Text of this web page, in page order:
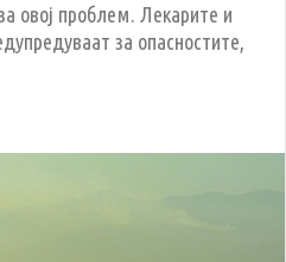
овој проблем. Лекарите и
за опасностите,